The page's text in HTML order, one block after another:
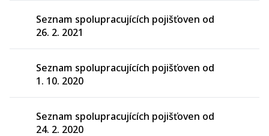
Seznam spolupracujících pojišťoven od
26. 2. 2021
Seznam spolupracujících pojišťoven od
1. 10. 2020
Seznam spolupracujících pojišťoven od
24. 2. 2020